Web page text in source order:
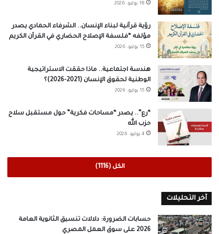
18 يوليو، 2026
رؤية قرآنية لبناء الإنسان.. الشرفاء الحمادي يصدر
مؤلفه “فلسفة الإصلاح الحضاري في القرآن الكريم
15 يوليو، 2026
هندسة اجتماعية.. ماذا حققت الاستراتيجية
الوطنية لحقوق الإنسان (2021-2026)؟
15 يوليو، 2026
“رع”.. يصدر “مساحات فكرية” حول مستقبل سلاح
حزب الله
4 يوليو، 2026
الكل (1116)
آخر التحليلات
حسابات الضرورة: دلالات تنسيق الثانوية العامة
2026 على سوق العمل المصري